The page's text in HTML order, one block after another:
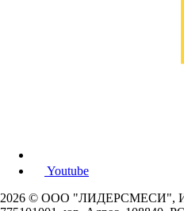
Youtube
2026 © ООО "ЛИДЕРСМЕСИ",